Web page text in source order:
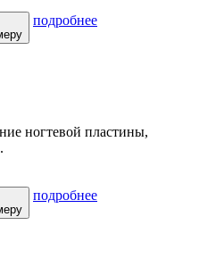
подробнее
ногтевой пластины,
подробнее